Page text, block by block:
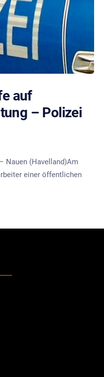
auf
– Polizei
Nauen (Havelland)Am
einer öffentlichen